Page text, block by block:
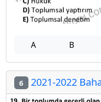
A B
6 2021-2022